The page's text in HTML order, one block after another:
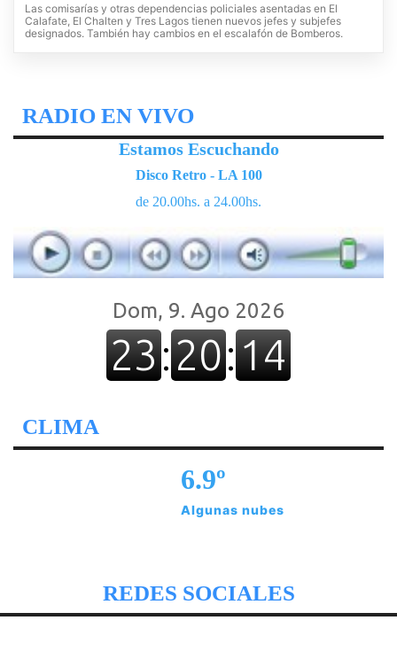
Las comisarías y otras dependencias policiales asentadas en El
Calafate, El Chalten y Tres Lagos tienen nuevos jefes y subjefes
designados. También hay cambios en el escalafón de Bomberos.
RADIO EN VIVO
Estamos Escuchando
Disco Retro - LA 100
de 20.00hs. a 24.00hs.
CLIMA
6.9º
Algunas nubes
REDES SOCIALES